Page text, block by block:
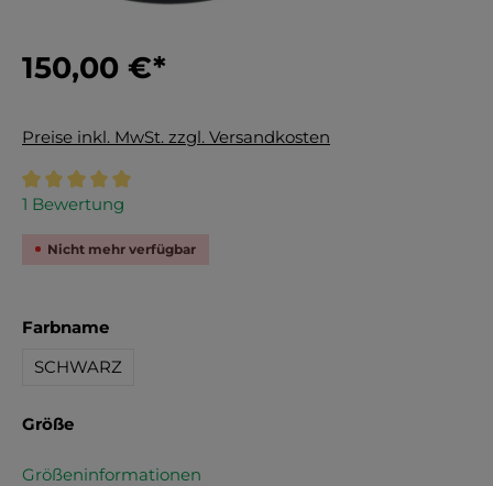
150,00 €*
Preise inkl. MwSt. zzgl. Versandkosten
Durchschnittliche Bewertung von 5 von 5 Sternen
1 Bewertung
Nicht mehr verfügbar
Farbnameauswählen
SCHWARZ
Größeauswählen
Größeninformationen